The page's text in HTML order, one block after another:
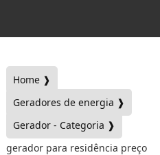
Home ❱
Geradores de energia ❱
Gerador - Categoria ❱
gerador para residência preço